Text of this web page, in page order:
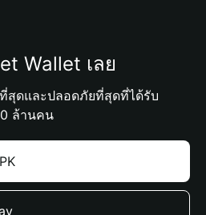
Wallet เลย
สุดและปลอดภัยที่สุดที่ได้รับ
ล้านคน